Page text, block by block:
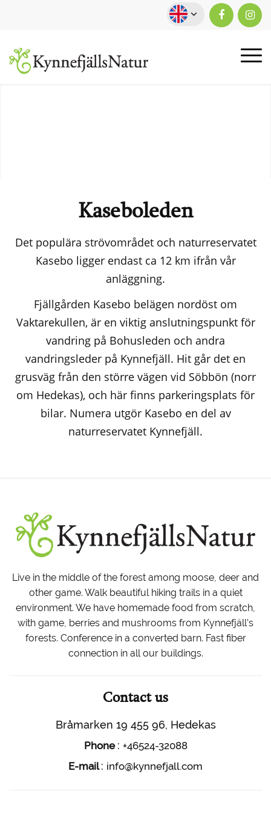
Kaseboleden
Det populära strövområdet och naturreservatet
Kasebo ligger endast ca 12 km ifrån vår
anläggning.
Fjällgården Kasebo belägen nordöst om
Vaktarekullen, är en viktig anslutningspunkt för
vandring på Bohusleden och andra
vandringsleder på Kynnefjäll. Hit går det en
grusväg från den större vägen vid Söbbön (norr
om Hedekas), och här finns parkeringsplats för
bilar. Numera utgör Kasebo en del av
naturreservatet Kynnefjäll.
Live in the middle of the forest among moose, deer and
other game. Walk beautiful hiking trails in a quiet
environment. We have homemade food from scratch,
with game, berries and mushrooms from Kynnefjäll’s
forests. Conference in a converted barn. Fast fiber
connection in all our buildings.
Contact us
Bråmarken 19 455 96, Hedekas
Phone : +46524-32088
E-mail: info@kynnefjall.com